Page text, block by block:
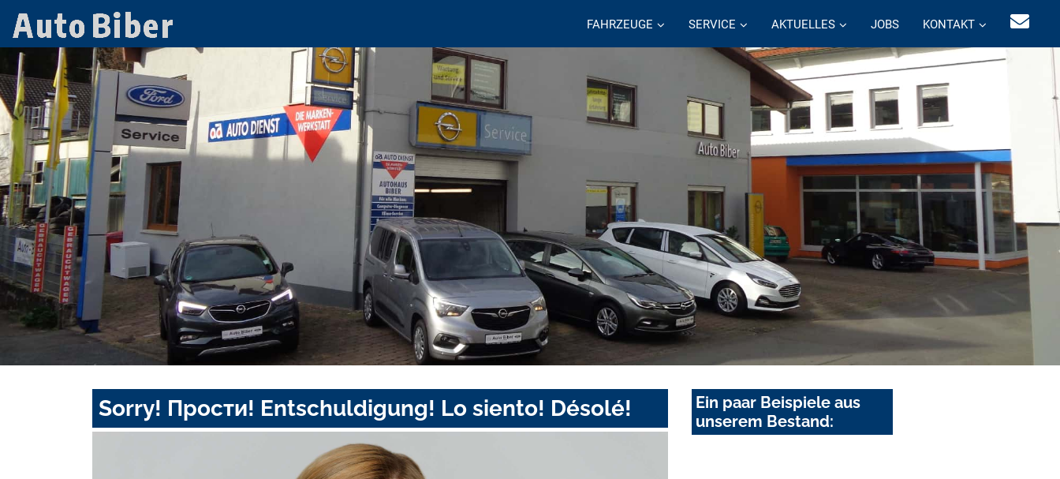
FAHRZEUGE SERVICE AKTUELLES JOBS KONTAKT
Sorry! Прости! Entschuldigung! Lo siento! Désolé!
Ein paar Beispiele aus
unserem Bestand: